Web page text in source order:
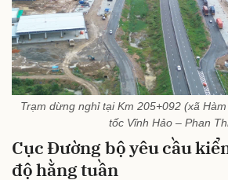
Trạm dừng nghỉ tại Km 205+092 (xã
tốc Vĩnh Hảo – Phan
Cục Đường bộ yêu cầu
độ hằng tuần